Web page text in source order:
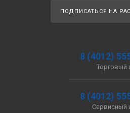
ПОДПИСАТЬСЯ НА
8 (4012)
Торговый
8 (4012)
Сервисный